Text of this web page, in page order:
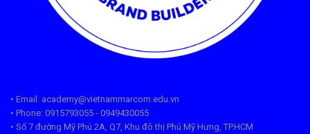
• Email: academy@vietnammarcom.edu.vn
• Phone: 0915793055 - 0949430055
• Số 7 đường Mỹ Phú 2A, Q7, Khu đô thị Phú Mỹ Hưng, TP.HCM